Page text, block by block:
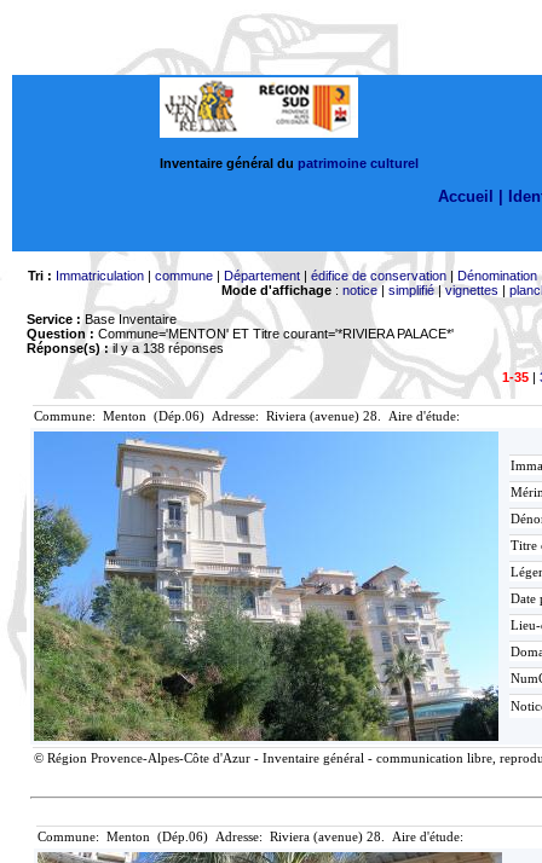
Inventaire général du patrimoine culturel
Accueil |
Tri : Immatriculation| commune| Département| édifice de conservation| Dénomination
Mode d'affichage: notice| simplifié|vignettes |
Service : Base Inventaire
Question : Commune='MENTON' ET Titre courant='*RIVIERA PALACE*'
Réponse(s) :il y a 138 réponses
1-35|
Commune: Menton (Dép.06) Adresse: Riviera (avenue) 28. Aire d'étude:
Titre
Date
© Région Provence-Alpes-Côte d'Azur - Inventaire général - communication libre,
Commune: Menton (Dép.06) Adresse: Riviera (avenue) 28. Aire d'étude: